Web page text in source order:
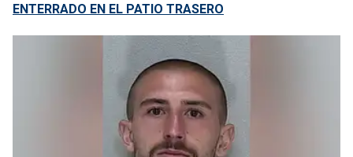
ENTERRADO EN EL PATIO TRASERO